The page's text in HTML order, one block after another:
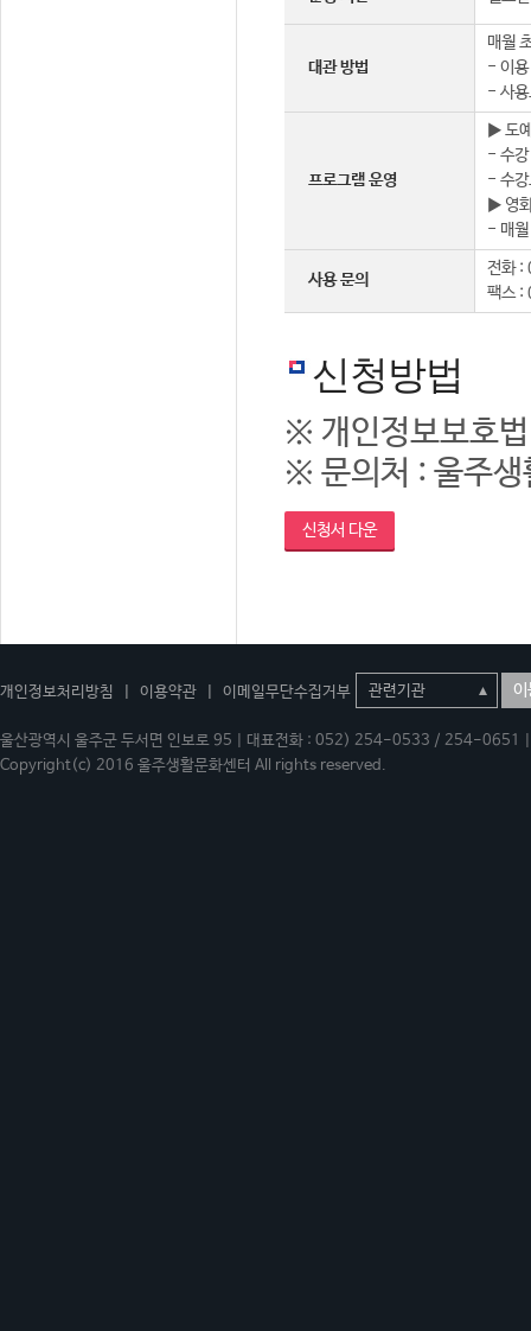
대관 방법
매월
- 이용
- 사용
프로그램 운영
▶ 도
- 수강
- 수강
▶ 영
- 매월
사용 문의
전화
팩스
신청방법
※ 개인정보보호
※ 문의처 : 울주
신청서 다운
개인정보처리방침 이용약관 이메일무단수집거부 이
울산광역시 울주군 두서면 인보로 95 | 대표전화 : 052) 254-0533 / 254-
Copyright(c) 2016 울주생활문화센터 All rights reserved.